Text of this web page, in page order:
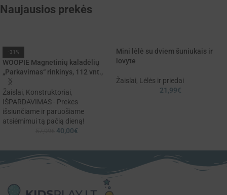
Naujausios prekės
-31%
WOOPIE Magnetinių kaladėlių
„Parkavimas“ rinkinys, 112 vnt.,
7,5 cm
Žaislai, Konstruktoriai,
IŠPARDAVIMAS - Prekes
išsiunčiame ir paruošiame
atsiėmimui tą pačią dieną!
40,00€
Mini lėlė su dviem šuniukais ir
lovyte
Žaislai, Lėlės ir priedai
21,99€